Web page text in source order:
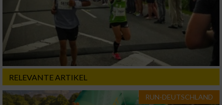
RELEVANTE ARTIKEL
RUN-DEUTSCHLAND
Funktional
Werbung